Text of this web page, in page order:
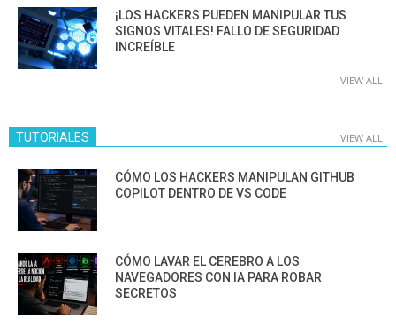
¡LOS HACKERS PUEDEN MANIPULAR TUS
SIGNOS VITALES! FALLO DE SEGURIDAD
INCREÍBLE
VIEW ALL
TUTORIALES VIEW ALL
CÓMO LOS HACKERS MANIPULAN GITHUB
COPILOT DENTRO DE VS CODE
CÓMO LAVAR EL CEREBRO A LOS
NAVEGADORES CON IA PARA ROBAR
SECRETOS